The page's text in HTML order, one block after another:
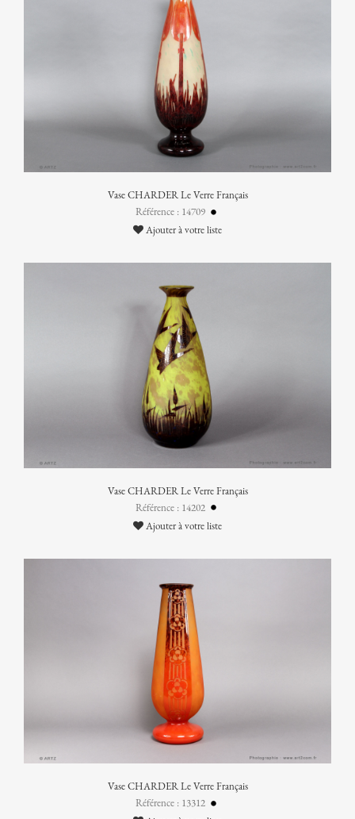
Vase CHARDER Le Verre Français
Référence : 14709
Ajouter à votre liste
Vase CHARDER Le Verre Français
Référence : 14202
Ajouter à votre liste
Vase CHARDER Le Verre Français
Référence : 13312